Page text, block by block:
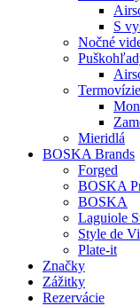
S
Nočné
Termovízie
Mieridlá
BOSKA Brands
Forged
BOSKA
BOSKA
Laguiole
Style de
Plate-it
Značky
Zážitky
Rezervácie